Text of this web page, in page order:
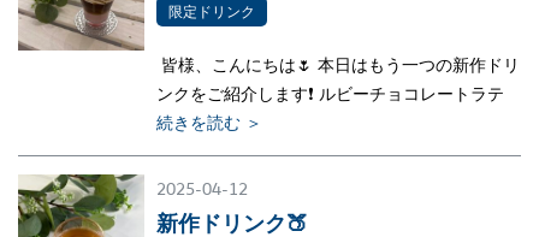
限定ドリンク
皆様、こんにちは🌷 本日はもう一つの新作ドリ
ンクをご紹介します❗ ルビーチョコレートラテ
続きを読む ＞
2025-04-12
新作ドリンク🍑